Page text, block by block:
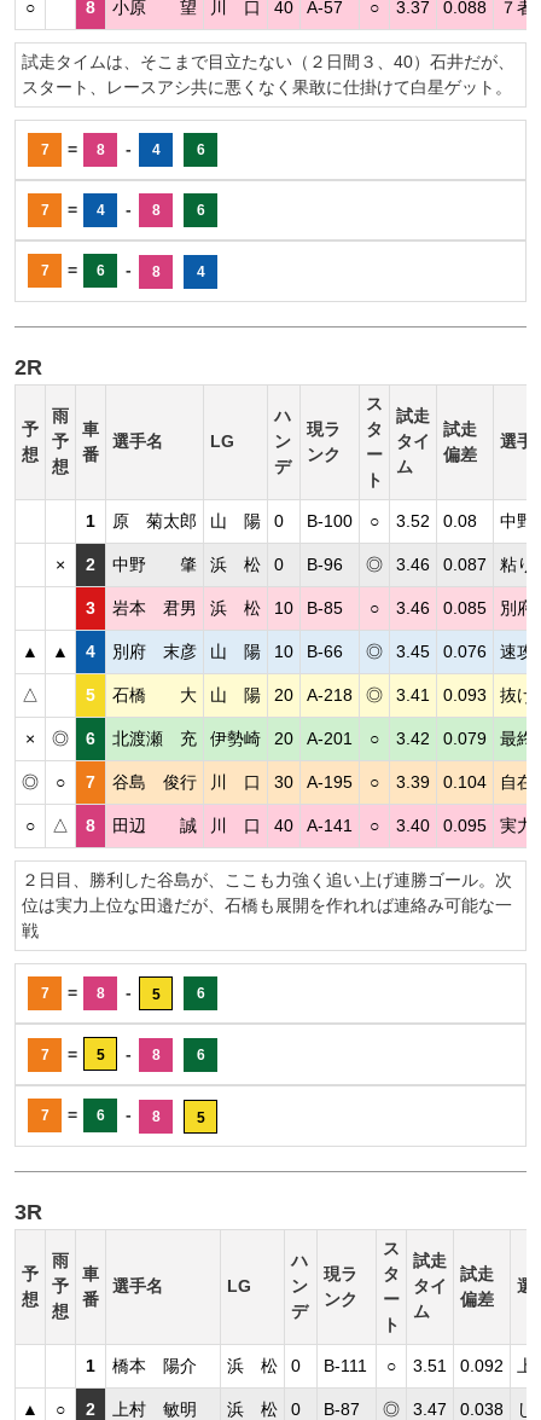
○ 8 小原 望 川 口 40 A-57 ○ 3.37 0.088 ７者
試走タイムは、そこまで目立たない（２日間３、40）石井だが、
スタート、レースアシ共に悪くなく果敢に仕掛けて白星ゲット。
7 = 8 - 4 6
7 = 4 - 8 6
7 = 6 - 8 4
2R
予
想
雨
予
想
車
番
選手名 LG
ハ
ン
デ
現ラ
ンク
ス
タ
ー
ト
試走
タイ
ム
試走
偏差
選手
1 原 菊太郎 山 陽 0 B-100 ○ 3.52 0.08 中野
× 2 中野 肇 浜 松 0 B-96 ◎ 3.46 0.087 粘り
3 岩本 君男 浜 松 10 B-85 ○ 3.46 0.085 別府
▲ ▲ 4 別府 末彦 山 陽 10 B-66 ◎ 3.45 0.076 速攻
△ 5 石橋 大 山 陽 20 A-218 ◎ 3.41 0.093 抜け
× ◎ 6 北渡瀬 充 伊勢崎 20 A-201 ○ 3.42 0.079 最終
◎ ○ 7 谷島 俊行 川 口 30 A-195 ○ 3.39 0.104 自在
○ △ 8 田辺 誠 川 口 40 A-141 ○ 3.40 0.095 実力
２日目、勝利した谷島が、ここも力強く追い上げ連勝ゴール。次
位は実力上位な田邉だが、石橋も展開を作れれば連絡み可能な一
戦
7 = 8 - 5 6
7 = 5 - 8 6
7 = 6 - 8 5
3R
予
想
雨
予
想
車
番
選手名 LG
ハ
ン
デ
現ラ
ンク
ス
タ
ー
ト
試走
タイ
ム
試走
偏差
選
1 橋本 陽介 浜 松 0 B-111 ○ 3.51 0.092
▲ ○ 2 上村 敏明 浜 松 0 B-87 ◎ 3.47 0.038 し